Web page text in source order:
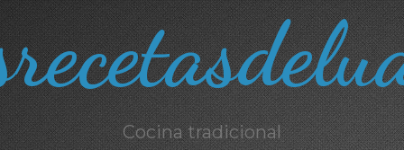
Cocina tradicional